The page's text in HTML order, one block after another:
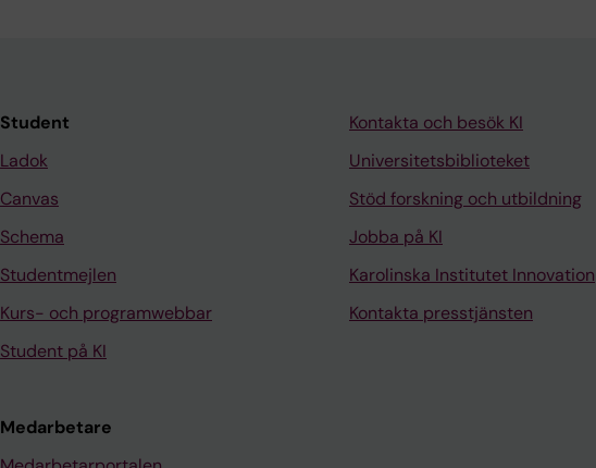
Student
Ladok
Canvas
Schema
Studentmejlen
Kurs- och programwebbar
Student på KI
Medarbetare
Kontakta och besök KI
Universitetsbiblioteket
Stöd forskning och utbildning
Jobba på KI
Karolinska Institutet Innovation
Kontakta presstjänsten